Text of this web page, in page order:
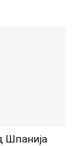
Шпанија